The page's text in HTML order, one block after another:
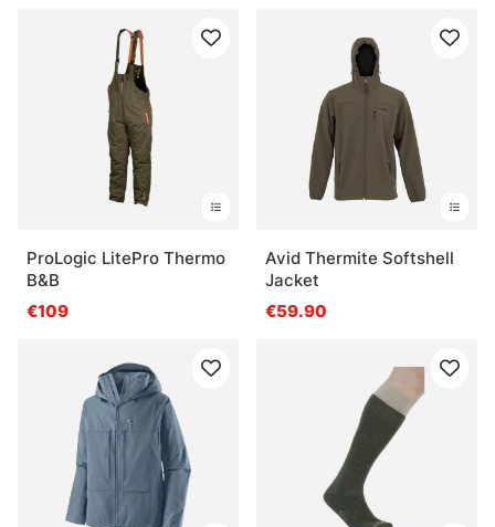
ProLogic LitePro Thermo
B&B
€109
Avid Thermite Softshell
Jacket
€59.90